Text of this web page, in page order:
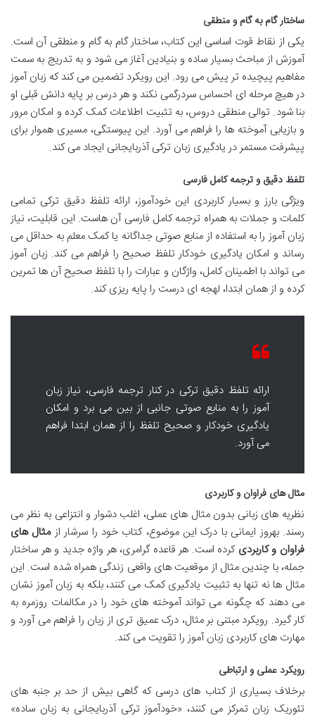
ساختار گام به گام و منطقی
یکی از نقاط قوت اساسی این کتاب، ساختار گام به گام و منطقی آن است.
آموزش از مباحث بسیار ساده و بنیادین آغاز می شود و به تدریج به سمت
مفاهیم پیچیده تر پیش می رود. این رویکرد تضمین می کند که زبان آموز
در هیچ مرحله ای احساس سردرگمی نکند و هر درس بر پایه دانش قبلی او
بنا شود. توالی منطقی دروس، به تثبیت اطلاعات کمک کرده و امکان مرور
و بازیابی آموخته ها را فراهم می آورد. این پیوستگی، مسیری هموار برای
پیشرفت مستمر در یادگیری زبان ترکی آذربایجانی ایجاد می کند.
تلفظ دقیق و ترجمه کامل فارسی
ویژگی بارز و بسیار کاربردی این خودآموز، ارائه تلفظ دقیق ترکی تمامی
کلمات و جملات به همراه ترجمه کامل فارسی آن هاست. این قابلیت، نیاز
زبان آموز را به استفاده از منابع صوتی جداگانه یا کمک معلم به حداقل می
رساند و امکان یادگیری خودکار تلفظ صحیح را فراهم می کند. زبان آموز
می تواند با اطمینان کامل، واژگان و عبارات را با تلفظ صحیح آن ها تمرین
کرده و از همان ابتدا، لهجه ای درست را پایه ریزی کند.
ارائه تلفظ دقیق ترکی در کنار ترجمه فارسی، نیاز زبان
آموز را به منابع صوتی جانبی از بین می برد و امکان
یادگیری خودکار و صحیح تلفظ را از همان ابتدا فراهم
می آورد.
مثال های فراوان و کاربردی
نظریه های زبانی بدون مثال های عملی، اغلب دشوار و انتزاعی به نظر می
رسند. بهروز ایمانی با درک این موضوع، کتاب خود را سرشار ازمثال های
فراوان و کاربردی کرده است. هر قاعده گرامری، هر واژه جدید و هر ساختار
جمله، با چندین مثال از موقعیت های واقعی زندگی همراه شده است. این
مثال ها نه تنها به تثبیت یادگیری کمک می کنند، بلکه به زبان آموز نشان
می دهند که چگونه می تواند آموخته های خود را در مکالمات روزمره به
کار گیرد. رویکرد مبتنی بر مثال، درک عمیق تری از زبان را فراهم می آورد و
مهارت های کاربردی زبان آموز را تقویت می کند.
رویکرد عملی و ارتباطی
برخلاف بسیاری از کتاب های درسی که گاهی بیش از حد بر جنبه های
تئوریک زبان تمرکز می کنند، «خودآموز ترکی آذربایجانی به زبان ساده»